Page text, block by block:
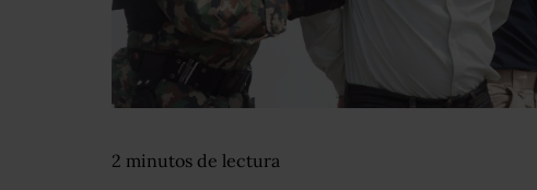
2 minutos de lectura